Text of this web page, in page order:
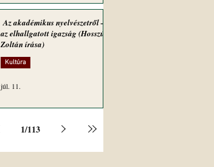
Az akadémikus nyelvészetről –
az elhallgatott igazság (Hosszú
Zoltán írása)
Kultúra
júl. 11.
1/113